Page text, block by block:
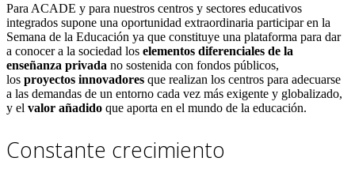
Para ACADE y para nuestros centros y sectores educativos
integrados supone una oportunidad extraordinaria participar en la
Semana de la Educación ya que constituye una plataforma para dar
a conocer a la sociedad los elementos diferenciales de la
enseñanza privada no sostenida con fondos públicos,
los proyectos innovadores que realizan los centros para adecuarse
a las demandas de un entorno cada vez más exigente y globalizado,
y el valor añadido que aporta en el mundo de la educación.
Constante crecimiento